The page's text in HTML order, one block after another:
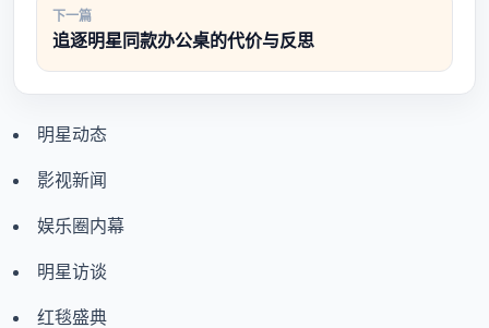
下一篇
追逐明星同款办公桌的代价与反思
明星动态
影视新闻
娱乐圈内幕
明星访谈
红毯盛典